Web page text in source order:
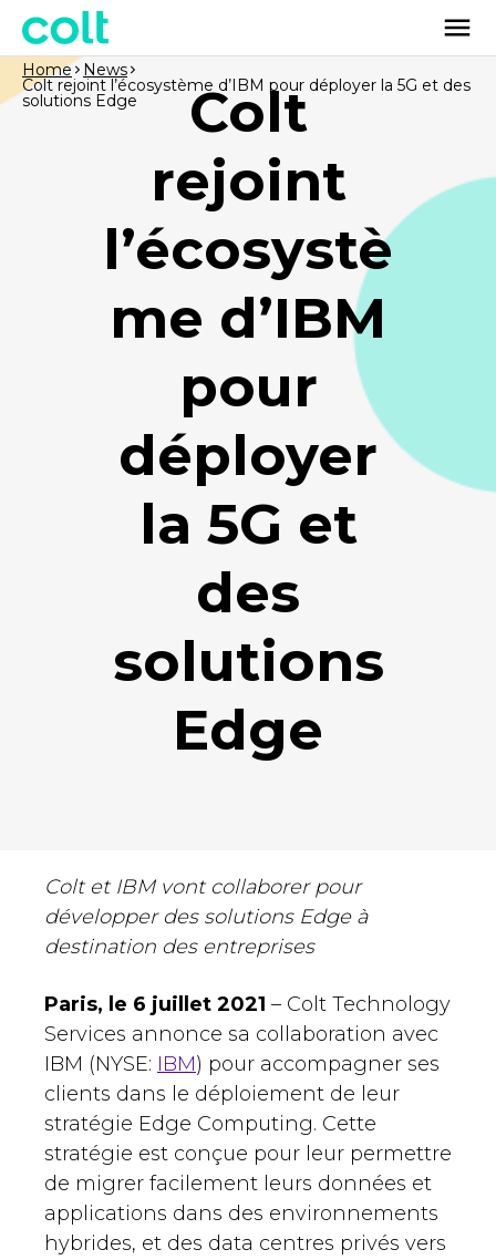
Colt
rejoint
l’écosystè
me d’IBM
pour
déployer
la 5G et
des
solutions
Edge
Home News
Colt rejoint l’écosystème d’IBM pour déployer la 5G et des
solutions Edge
Colt et IBM vont collaborer pour
développer des solutions Edge à
destination des entreprises
Paris, le 6 juillet 2021 – Colt Technology
Services annonce sa collaboration avec
IBM (NYSE: IBM) pour accompagner ses
clients dans le déploiement de leur
stratégie Edge Computing. Cette
stratégie est conçue pour leur permettre
de migrer facilement leurs données et
applications dans des environnements
hybrides, et des data centres privés vers